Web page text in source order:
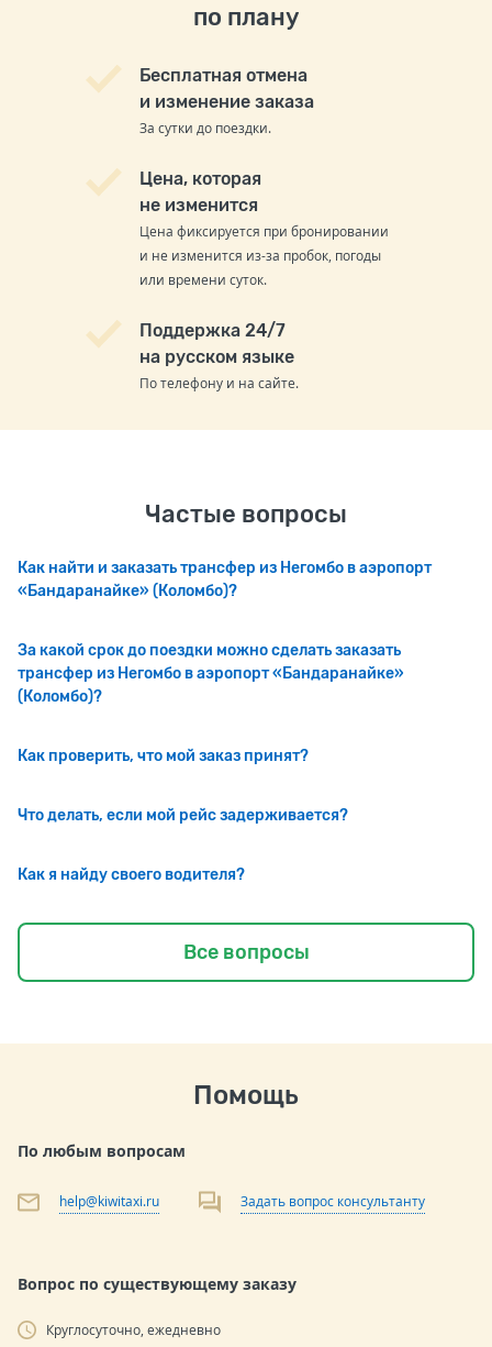
по плану
Бесплатная отмена
и изменение заказа
За сутки до поездки.
Цена, которая
не изменится
Цена фиксируется при бронировании
и не изменится из-за пробок, погоды
или времени суток.
Поддержка 24/7
на русском языке
По телефону и на сайте.
Частые вопросы
Как найти и заказать трансфер из Негомбо в аэропорт
«Бандаранайке» (Коломбо)?
За какой срок до поездки можно сделать заказать
трансфер из Негомбо в аэропорт «Бандаранайке»
(Коломбо)?
Как проверить, что мой заказ принят?
Что делать, если мой рейс задерживается?
Как я найду своего водителя?
Все вопросы
Помощь
По любым вопросам
help@kiwitaxi.ru Задать вопрос консультанту
Вопрос по существующему заказу
Круглосуточно, ежедневно